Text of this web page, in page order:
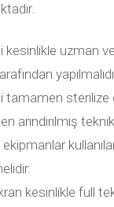
kesinlikle uzman
tamamen sterilize
arındırılmış
kesinlikle full